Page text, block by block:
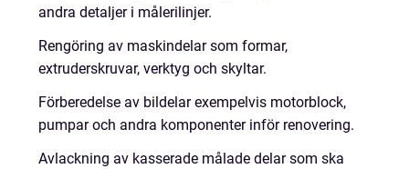
andra detaljer i målerilinjer.
Rengöring av maskindelar som formar,
extruderskruvar, verktyg och skyltar.
Förberedelse av bildelar exempelvis motorblock,
pumpar och andra komponenter inför renovering.
Avlackning av kasserade målade delar som ska